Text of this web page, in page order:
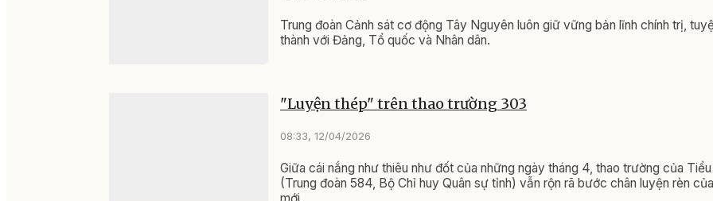
Trung đoàn Cảnh sát cơ động Tây Nguyên luôn giữ vững bản lĩnh chính trị,
thành với Đảng, Tổ quốc và Nhân dân.
"Luyện thép" trên thao trường 303
08:33, 12/04/2026
Giữa cái nắng như thiêu như đốt của những ngày tháng 4, thao trường của
(Trung đoàn 584, Bộ Chỉ huy Quân sự tỉnh) vẫn rộn rã bước chân luyện rèn
mới.